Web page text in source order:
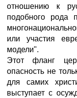
отношению к
подобного рода
или участия
модели".
Этот фланг
опасность не
для самих
выступает с